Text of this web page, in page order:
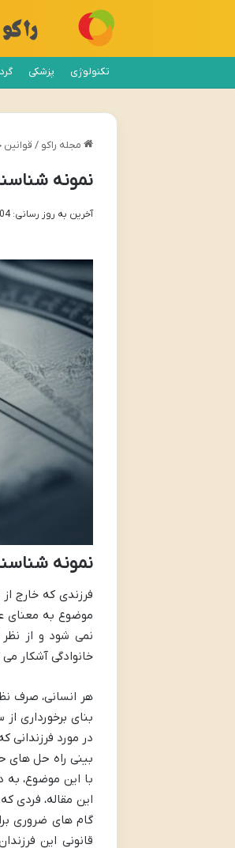
تکنولوژی پزشکی
مجله راکو /
نمونه
آخرین به روز رسانی: 17/07/1404
نمونه
فرزندی که خارج
موضوع به معنای
نمی شود و از نظر
خانوادگی آشکار می
هر انسانی، صرف
بنای برخورداری
در مورد فرزندانی
بینی راه حل های
با این موضوع، به
این مقاله، فردی
گام های ضروری
قانونی این